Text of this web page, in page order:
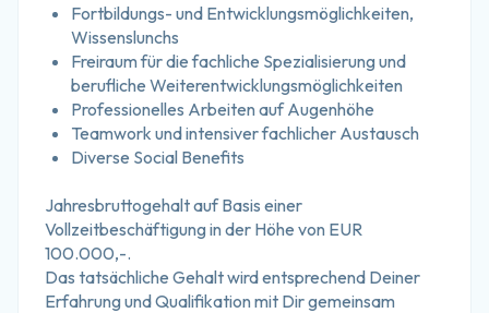
Fortbildungs- und Entwicklungsmöglichkeiten,
Wissenslunchs
Freiraum für die fachliche Spezialisierung und
berufliche Weiterentwicklungsmöglichkeiten
Professionelles Arbeiten auf Augenhöhe
Teamwork und intensiver fachlicher Austausch
Diverse Social Benefits
Jahresbruttogehalt auf Basis einer
Vollzeitbeschäftigung in der Höhe von EUR
100.000,-.
Das tatsächliche Gehalt wird entsprechend Deiner
Erfahrung und Qualifikation mit Dir gemeinsam